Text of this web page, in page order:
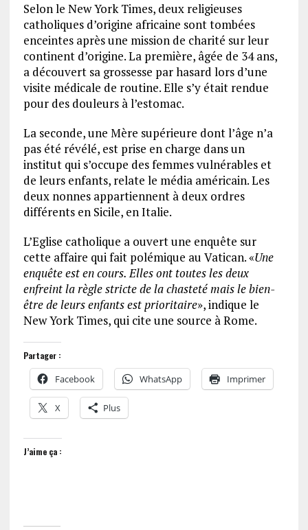
Selon le New York Times, deux religieuses
catholiques d’origine africaine sont tombées
enceintes après une mission de charité sur leur
continent d’origine. La première, âgée de 34 ans,
a découvert sa grossesse par hasard lors d’une
visite médicale de routine. Elle s’y était rendue
pour des douleurs à l’estomac.
La seconde, une Mère supérieure dont l’âge n’a
pas été révélé, est prise en charge dans un
institut qui s’occupe des femmes vulnérables et
de leurs enfants, relate le média américain. Les
deux nonnes appartiennent à deux ordres
différents en Sicile, en Italie.
L’Eglise catholique a ouvert une enquête sur
cette affaire qui fait polémique au Vatican. «Une
enquête est en cours. Elles ont toutes les deux
enfreint la règle stricte de la chasteté mais le bien-
être de leurs enfants est prioritaire», indique le
New York Times, qui cite une source à Rome.
Partager :
Facebook WhatsApp Imprimer
X Plus
J’aime ça :